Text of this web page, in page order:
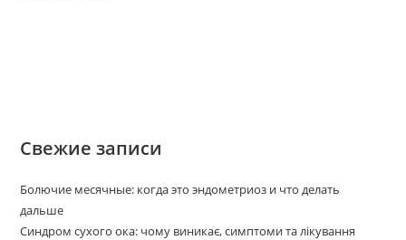
Свежие записи
Болючие месячные: когда это эндометриоз и что делать
дальше
Синдром сухого ока: чому виникає, симптоми та лікування